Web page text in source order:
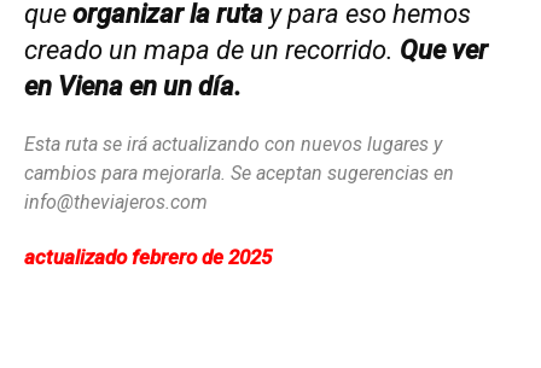
que organizar la ruta y para eso hemos
creado un mapa de un recorrido. Que ver
en Viena en un día.
Esta ruta se irá actualizando con nuevos lugares y
cambios para mejorarla. Se aceptan sugerencias en
info@theviajeros.com
actualizado febrero de 2025